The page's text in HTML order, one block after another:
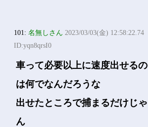
101:名無しさん 2023/03/03(金) 12:58:22.74
ID:yqn8qrsI0
車って必要以上に速度出せるの
は何でなんだろうな
出せたところで捕まるだけじゃ
ん